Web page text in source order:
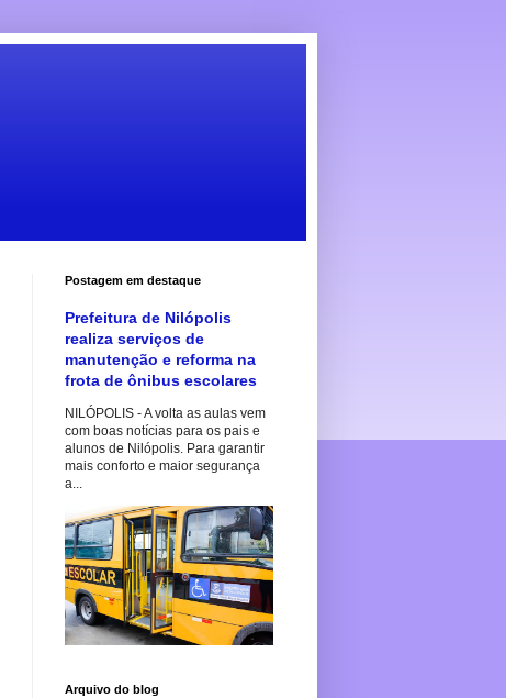
Postagem em destaque
Prefeitura de Nilópolis
realiza serviços de
manutenção e reforma na
frota de ônibus escolares
NILÓPOLIS - A volta as aulas vem
com boas notícias para os pais e
alunos de Nilópolis. Para garantir
mais conforto e maior segurança
a...
Arquivo do blog